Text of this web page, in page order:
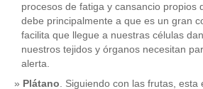
procesos de fatiga y cansancio propios
debe principalmente a que es un gran
facilita que llegue a nuestras células
nuestros tejidos y órganos necesitan
alerta.
Plátano. Siguiendo con las frutas, esta